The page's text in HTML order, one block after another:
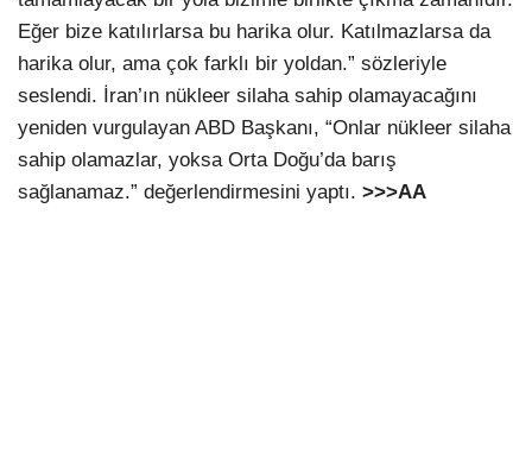
Eğer bize katılırlarsa bu harika olur. Katılmazlarsa da
harika olur, ama çok farklı bir yoldan.” sözleriyle
seslendi. İran’ın nükleer silaha sahip olamayacağını
yeniden vurgulayan ABD Başkanı, “Onlar nükleer silaha
sahip olamazlar, yoksa Orta Doğu’da barış
sağlanamaz.” değerlendirmesini yaptı. >>>AA